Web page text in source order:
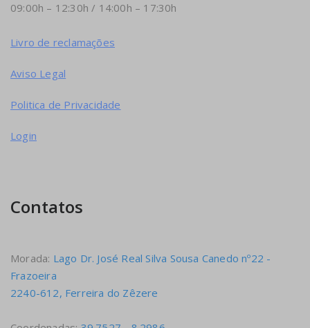
09:00h – 12:30h / 14:00h – 17:30h
Livro de reclamações
Aviso Legal
Politica de Privacidade
Login
Contatos
Morada: Lago Dr. José Real Silva Sousa Canedo nº22 -
Frazoeira
2240-612, Ferreira do Zêzere